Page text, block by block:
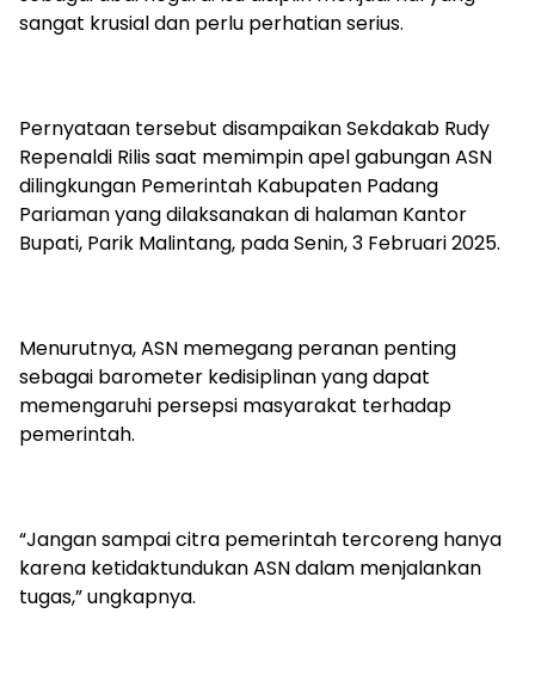
sangat krusial dan perlu perhatian serius.
Pernyataan tersebut disampaikan Sekdakab Rudy
Repenaldi Rilis saat memimpin apel gabungan ASN
dilingkungan Pemerintah Kabupaten Padang
Pariaman yang dilaksanakan di halaman Kantor
Bupati, Parik Malintang, pada Senin, 3 Februari 2025.
Menurutnya, ASN memegang peranan penting
sebagai barometer kedisiplinan yang dapat
memengaruhi persepsi masyarakat terhadap
pemerintah.
“Jangan sampai citra pemerintah tercoreng hanya
karena ketidaktundukan ASN dalam menjalankan
tugas,” ungkapnya.